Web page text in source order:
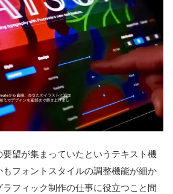
望が集まっていたというテキスト機
フォントスタイルの調整機能が細か
ラフィック制作の仕事に役立つこと間